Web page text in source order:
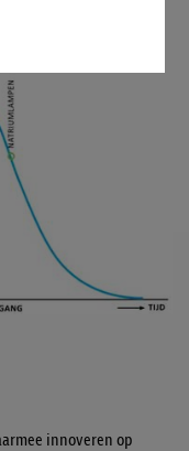
innoveren op